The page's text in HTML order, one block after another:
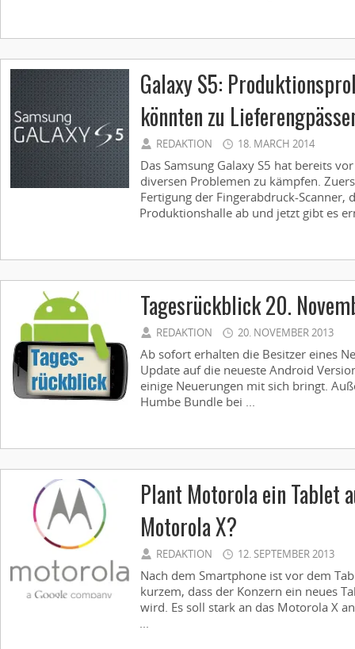
Galaxy S5:
könnten zu
REDAKTION 18. MARCH 2014
Das Samsung Galaxy S5 hat bereits
diversen Problemen zu kämpfen.
Fertigung der Fingerabdruck-Scanner,
Produktionshalle ab und jetzt gibt es
Tagesrückblick 20.
REDAKTION 20. NOVEMBER 2013
Ab sofort erhalten die Besitzer eines
Update auf die neueste Android
einige Neuerungen mit sich bringt.
Humbe Bundle bei ...
Plant Motorola ein Tablet
Motorola X?
REDAKTION 12. SEPTEMBER 2013
Nach dem Smartphone ist vor dem
kurzem, dass der Konzern ein neues
wird. Es soll stark an das Motorola X
...